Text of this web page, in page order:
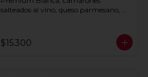
salteados al vino, queso parmesano,
$15.300